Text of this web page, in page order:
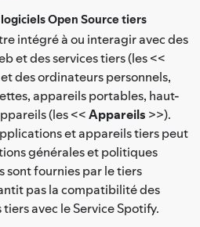
Open Source tiers
intégré à ou interagir avec des
et des services tiers (les <<
des ordinateurs personnels,
appareils portables, haut-
(les <<Appareils >>).
et appareils tiers peut
générales et politiques
sont fournies par le tiers
pas la compatibilité des
avec le Service Spotify.